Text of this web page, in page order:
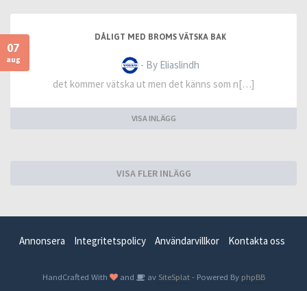
07
aug
DÅLIGT MED BROMS VÄTSKA BAK
- By Eliaslindh
det kommer vätska ut men det känns som n[…]
VISA INLÄGG
VISA FLER INLÄGG
Annonsera Integritetspolicy Användarvillkor Kontakta oss
HandCrafted With and avSiteSplat- Powered By phpBB